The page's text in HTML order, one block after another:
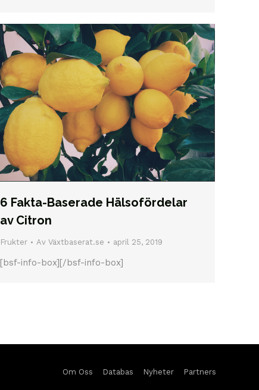
6 Fakta-Baserade Hälsofördelar
av Citron
Frukter Av Växtbaserat.se april 25, 2019
[bsf-info-box][/bsf-info-box]
Om Oss Databas Nyheter Partners